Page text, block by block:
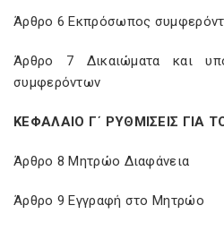
Άρθρο 6 Εκπρόσωπος
Άρθρο 7 Δικαιώματα και
συμφερόντων
ΚΕΦΑΛΑΙΟ Γ΄ ΡΥΘΜΙΣΕΙΣ ΓΙΑ
Άρθρο 8 Μητρώο Διαφάνεια
Άρθρο 9 Εγγραφή στο Μητρώο